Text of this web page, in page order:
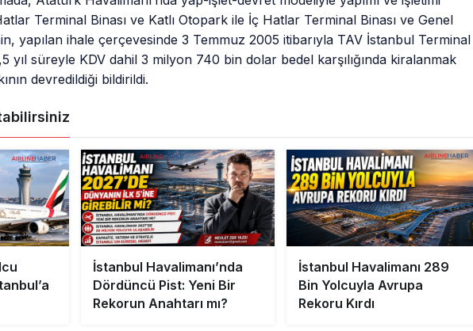
Terminal Binası ve Katlı Otopark ile İç Hatlar Terminal Binası ve Genel
yapılan ihale çerçevesinde 3 Temmuz 2005 itibarıyla TAV İstanbul Terminal
yıl süreyle KDV dahil 3 milyon 740 bin dolar bedel karşılığında kiralanmak
devredildiği bildirildi.
İstanbul Havalimanı’nda
Dördüncü Pist: Yeni Bir
Rekorun Anahtarı mı?
İstanbul Havalimanı 289
Bin Yolcuyla Avrupa
Rekoru Kırdı